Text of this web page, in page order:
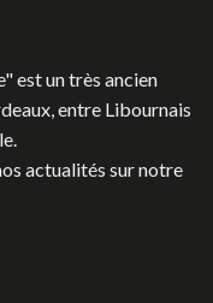
est un très ancien
entre Libournais
actualités sur notre